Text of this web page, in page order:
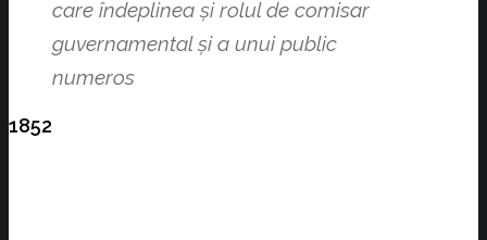
care îndeplinea şi rolul de comisar
guvernamental şi a unui public
numeros
1852